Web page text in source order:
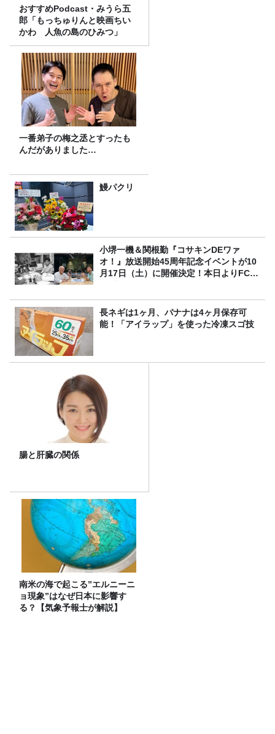
おすすめPodcast・みうら五
郎「もっちゅりんと映画ちい
かわ 人魚の島のひみつ」
一番弟子の梅之丞とすったも
んだがありました…
鰻パクリ
小堺一機＆関根勤『コサキンDEワァ
オ！』放送開始45周年記念イベントが10
月17日（土）に開催決定！本日よりFC先
長ネギは1ヶ月、バナナは4ヶ月保存可
能！「アイラップ」を使った冷凍スゴ技
腸と肝臓の関係
南米の海で起こる”エルニーニ
ョ現象”はなぜ日本に影響す
る？【気象予報士が解説】